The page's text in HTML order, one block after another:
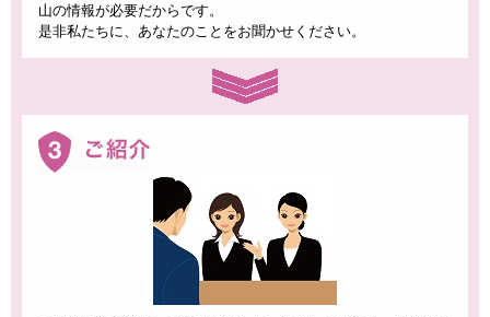
山の情報が必要だからです。
是非私たちに、あなたのことをお聞かせください。